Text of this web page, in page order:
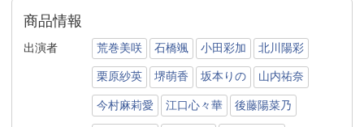
商品情報
出演者 荒巻美咲 石橋颯 小田彩加 北川陽彩
栗原紗英 堺萌香 坂本りの 山内祐奈
今村麻莉愛 江口心々華 後藤陽菜乃